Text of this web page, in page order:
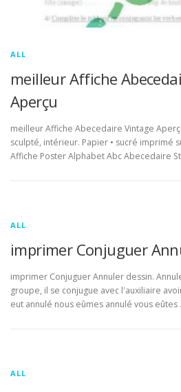
ALL
meilleur Affiche
Aperçu
meilleur Affiche Abecedaire Vintage
sculpté, intérieur. Papier • sucré imprimé
Affiche Poster Alphabet Abc Abecedaire
ALL
imprimer Conjuguer
imprimer Conjuguer Annuler dessin.
groupe, il se conjugue avec l'auxiliaire
eut annulé nous eûmes annulé vous eûtes
ALL